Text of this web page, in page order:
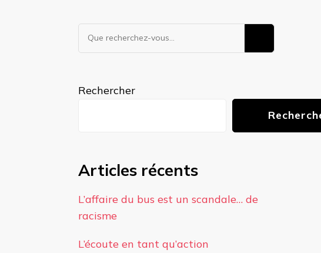
Vous
recherchiez
Rechercher
Articles récents
L’affaire du bus est un scandale… de
racisme
L’écoute en tant qu’action